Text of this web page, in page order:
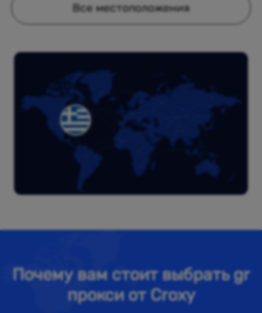
Все местоположения
Почему вам стоит выбрать gr
прокси от Croxy